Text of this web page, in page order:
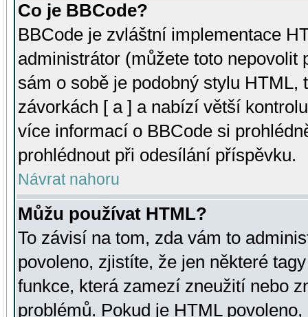
Co je BBCode?
BBCode je zvláštní implementace
administrátor (můžete toto
sám o sobě je podobný stylu HTML,
závorkách [ a ] a nabízí větší
více informací o BBCode si
prohlédnout při odesílání příspěvku.
Návrat nahoru
Můžu používat HTML?
To závisí na tom, zda vám to
povoleno, zjistíte, že jen některé
funkce, která zamezí zneužití nebo
problémů. Pokud je HTML